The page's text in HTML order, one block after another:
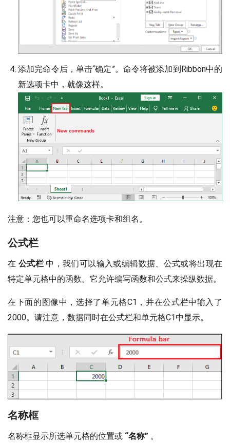
添加完命令后，单击“确定”。命令将被添加到Ribbon中的
新选项卡中，就像这样。
注意：您也可以重命名选项卡和组名。
公式栏
在 公式栏中，我们可以输入或编辑数据、公式或将出现在
特定单元格中的函数。它允许编写函数和公式来操纵数据。
在下面的图像中，选择了单元格C1，并在公式栏中输入了
2000。请注意，数据同时在公式栏和单元格C1中显示。
名称框
名称框显示所选单元格的位置或 “名称” 。